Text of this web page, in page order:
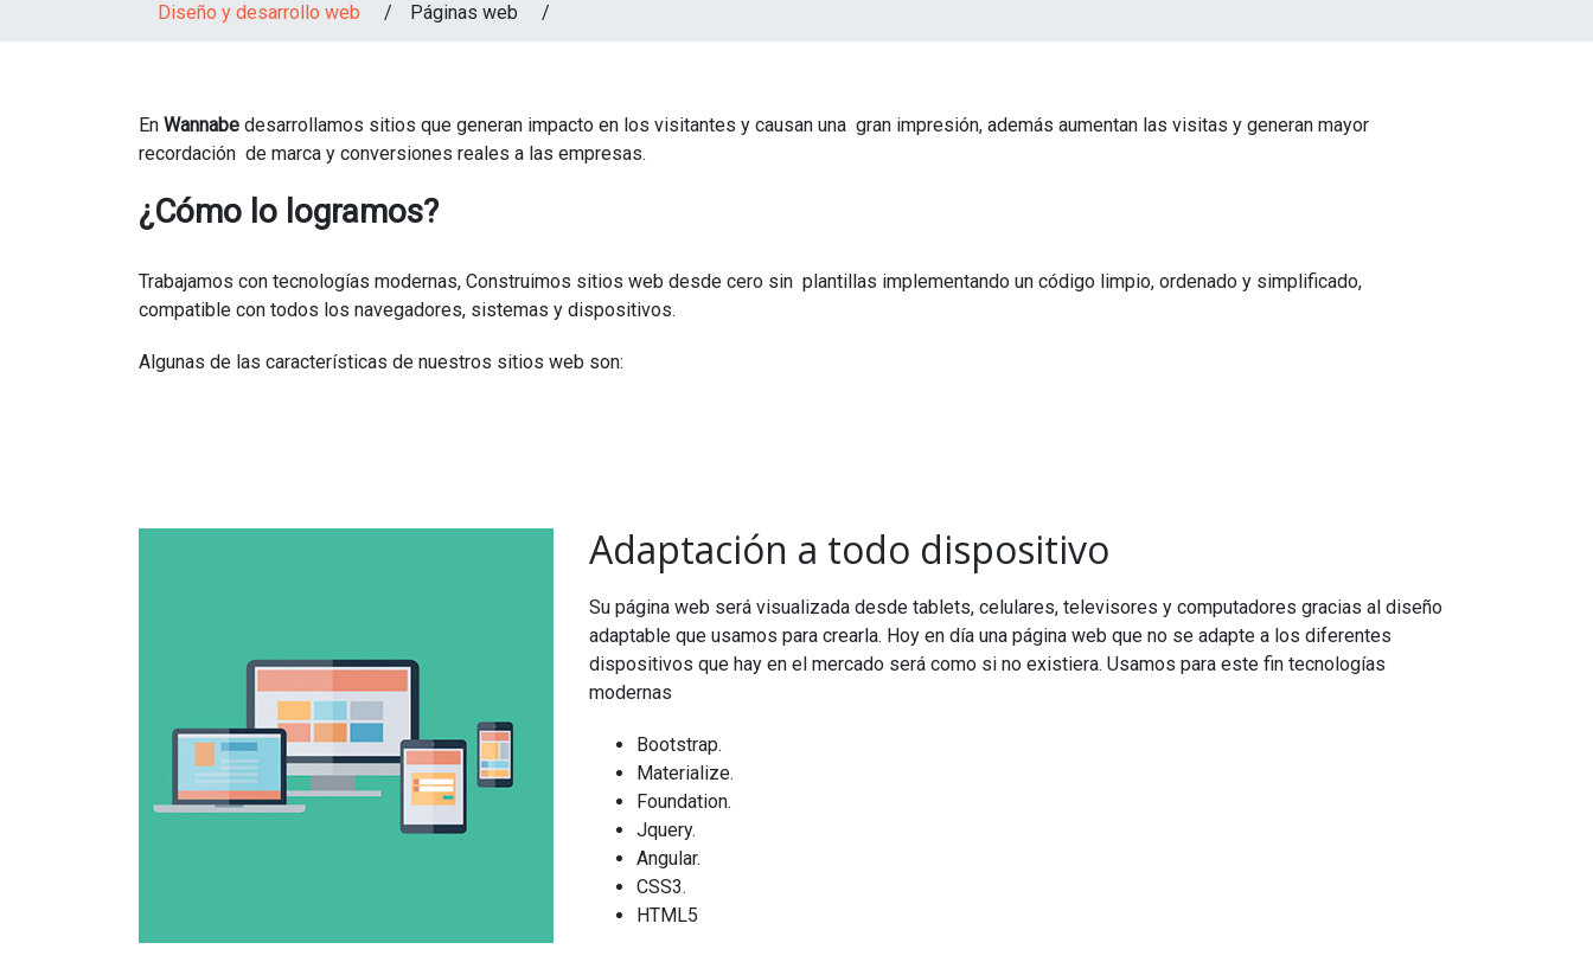
Diseño y desarrollo web / Páginas web /
En Wannabe desarrollamos sitios que generan impacto en los visitantes y causan una gran impresión, además aumentan las visitas y generan mayor
recordación de marca y conversiones reales a las empresas.
¿Cómo lo logramos?
Trabajamos con tecnologías modernas, Construimos sitios web desde cero sin plantillas implementando un código limpio, ordenado y simplificado,
compatible con todos los navegadores, sistemas y dispositivos.
Algunas de las características de nuestros sitios web son:
Adaptación a todo dispositivo
Su página web será visualizada desde tablets, celulares, televisores y computadores gracias al diseño
adaptable que usamos para crearla. Hoy en día una página web que no se adapte a los diferentes
dispositivos que hay en el mercado será como si no existiera. Usamos para este fin tecnologías
modernas
Bootstrap.
Materialize.
Foundation.
Jquery.
Angular.
CSS3.
HTML5